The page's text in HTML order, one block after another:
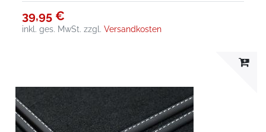
39,95 €
inkl. ges. MwSt. zzgl.Versandkosten